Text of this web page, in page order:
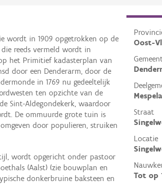
Oost-
Straat
Locatie
Tot op
wordt in 1909 opgetrokken op de
reeds vermeld wordt in
op het Primitief kadasterplan van
door een Denderarm, door de
in 1769 nu gedeeltelijk
ten opzichte van de
Sint-Aldegondekerk, waardoor
De ommuurde grote tuin is
door populieren, struiken
wordt opgericht onder pastoor
(Aalst) (zie bouwplan en
donkerbruine baksteen en